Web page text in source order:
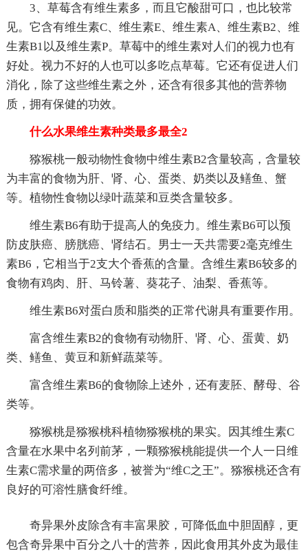
3、草莓含有维生素多，而且它酸甜可口，也比较常
见。它含有维生素C、维生素E、维生素A、维生素B2、维
生素B1以及维生素P。草莓中的维生素对人们的视力也有
好处。视力不好的人也可以多吃点草莓。它还有促进人们
消化，除了这些维生素之外，还含有很多其他的营养物
质，拥有保健的功效。
什么水果维生素种类最多最全2
猕猴桃一般动物性食物中维生素B2含量较高，含量较
为丰富的食物为肝、肾、心、蛋类、奶类以及鳝鱼、蟹
等。植物性食物以绿叶蔬菜和豆类含量较多。
维生素B6有助于提高人的免疫力。维生素B6可以预
防皮肤癌、膀胱癌、肾结石。男士一天共需要2毫克维生
素B6，它相当于2支大个香蕉的含量。含维生素B6较多的
食物有鸡肉、肝、马铃薯、葵花子、油梨、香蕉等。
维生素B6对蛋白质和脂类的正常代谢具有重要作用。
富含维生素B2的食物有动物肝、肾、心、蛋黄、奶
类、鳝鱼、黄豆和新鲜蔬菜等。
富含维生素B6的食物除上述外，还有麦胚、酵母、谷
类等。
猕猴桃是猕猴桃科植物猕猴桃的果实。因其维生素C
含量在水果中名列前茅，一颗猕猴桃能提供一个人一日维
生素C需求量的两倍多，被誉为“维C之王”。猕猴桃还含有
良好的可溶性膳食纤维。
奇异果外皮除含有丰富果胶，可降低血中胆固醇，更
包含奇异果中百分之八十的营养，因此食用其外皮为最佳